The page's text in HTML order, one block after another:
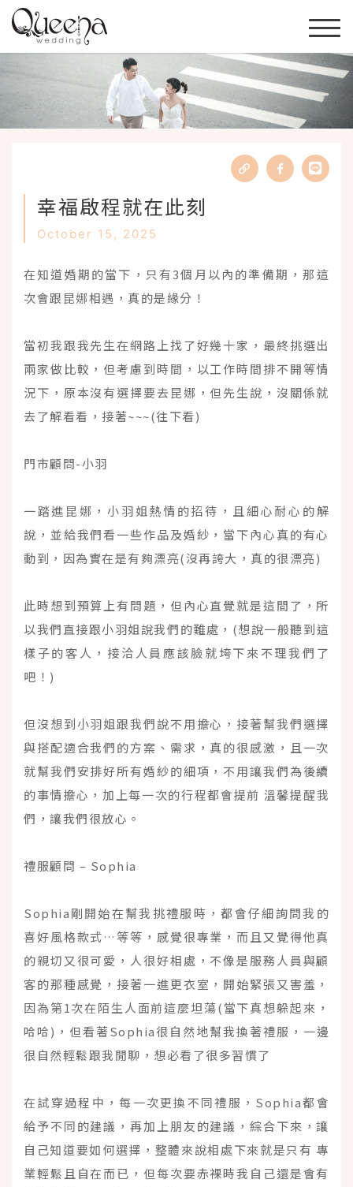
幸福啟程就在此刻
October 15, 2025
在知道婚期的當下，只有3個月以內的準備期，那這
次會跟昆娜相遇，真的是緣分！
當初我跟我先生在網路上找了好幾十家，最終挑選出
兩家做比較，但考慮到時間，以工作時間排不開等情
況下，原本沒有選擇要去昆娜，但先生說，沒關係就
去了解看看，接著~~~(往下看)
門市顧問-小羽
一踏進昆娜，小羽姐熱情的招待，且細心耐心的解
說，並給我們看一些作品及婚紗，當下內心真的有心
動到，因為實在是有夠漂亮(沒再誇大，真的很漂亮)
此時想到預算上有問題，但內心直覺就是這間了，所
以我們直接跟小羽姐說我們的難處，(想說一般聽到這
樣子的客人，接洽人員應該臉就垮下來不理我們了
吧！)
但沒想到小羽姐跟我們說不用擔心，接著幫我們選擇
與搭配適合我們的方案、需求，真的很感激，且一次
就幫我們安排好所有婚紗的細項，不用讓我們為後續
的事情擔心，加上每一次的行程都會提前 溫馨提醒我
們，讓我們很放心。
禮服顧問 – Sophia
Sophia剛開始在幫我挑禮服時，都會仔細詢問我的
喜好風格款式…等等，感覺很專業，而且又覺得他真
的親切又很可愛，人很好相處，不像是服務人員與顧
客的那種感覺，接著一進更衣室，開始緊張又害羞，
因為第1次在陌生人面前這麼坦蕩(當下真想躲起來，
哈哈)，但看著Sophia很自然地幫我換著禮服，一邊
很自然輕鬆跟我閒聊，想必看了很多習慣了
在試穿過程中，每一次更換不同禮服，Sophia都會
給予不同的建議，再加上朋友的建議，綜合下來，讓
自己知道要如何選擇，整體來說相處下來就是只有 專
業輕鬆且自在而已，但每次要赤裸時我自己還是會有